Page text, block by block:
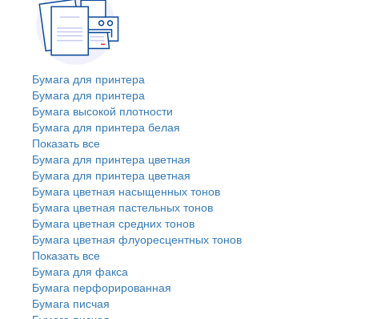
Бумага для принтера
Бумага для принтера
Бумага высокой плотности
Бумага для принтера белая
Показать все
Бумага для принтера цветная
Бумага для принтера цветная
Бумага цветная насыщенных тонов
Бумага цветная пастельных тонов
Бумага цветная средних тонов
Бумага цветная флуоресцентных тонов
Показать все
Бумага для факса
Бумага перфорированная
Бумага писчая